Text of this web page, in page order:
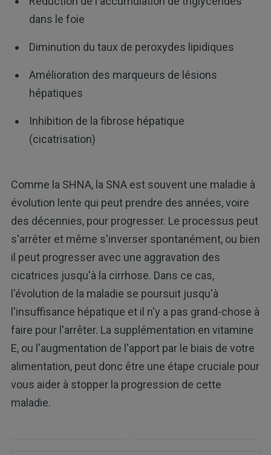
dans le foie
Diminution du taux de peroxydes lipidiques
Amélioration des marqueurs de lésions
hépatiques
Inhibition de la fibrose hépatique
(cicatrisation)
Comme la SHNA, la SNA est souvent une maladie à
évolution lente qui peut prendre des années, voire
des décennies, pour progresser. Le processus peut
s'arrêter et même s'inverser spontanément, ou bien
il peut progresser avec une aggravation des
cicatrices jusqu'à la cirrhose. Dans ce cas,
l'évolution de la maladie se poursuit jusqu'à
l'insuffisance hépatique et il n'y a pas grand-chose à
faire pour l'arrêter. La supplémentation en vitamine
E, ou l'augmentation de l'apport par le biais de votre
alimentation, peut donc être une étape cruciale pour
vous aider à stopper la progression de cette
maladie.